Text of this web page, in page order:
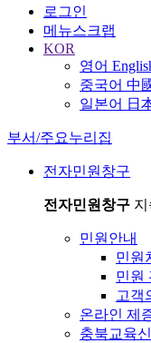
로그인
메뉴스크랩
KOR
영어
중국어 中
일본어 日
부서/주요누리집
전자민원창구
전자민원창구
민원안내
민원
민원
고객
온라인 제
충북교육